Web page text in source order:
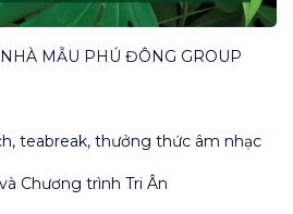
MẪU PHÚ ĐÔNG GROUP
teabreak, thưởng thức âm nhạc
Chương trình Tri Ân